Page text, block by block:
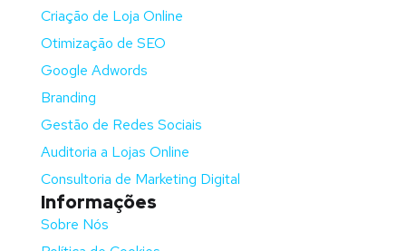
Criação de Loja Online
Otimização de SEO
Google Adwords
Branding
Gestão de Redes Sociais
Auditoria a Lojas Online
Consultoria de Marketing Digital
Informações
Sobre Nós